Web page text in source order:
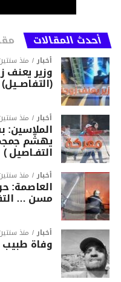
أحدث المقالات
أخبار منذ
وزير يعنف
(التفاصــيل)
أخبار منذ
يهشّم
التفـاصيل )
أخبار منذ
العاصمة:
مسن …
أخبار منذ
وفاة